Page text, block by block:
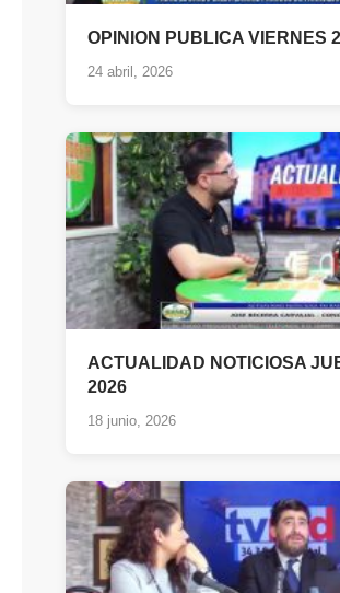
OPINION PUBLICA VIERNES
24 abril, 2026
ACTUALIDAD NOTICIOSA
2026
18 junio, 2026